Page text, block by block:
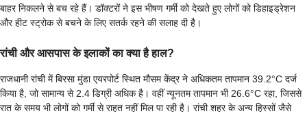
बाहर निकलने से बच रहे हैं। डॉक्टरों ने इस भीषण गर्मी को देखते हुए लोगों को डिहाइड्रेशन
और हीट स्ट्रोक से बचने के लिए सतर्क रहने की सलाह दी है।
रांची और आसपास के इलाकों का क्या है हाल?
राजधानी रांची में बिरसा मुंडा एयरपोर्ट स्थित मौसम केंद्र ने अधिकतम तापमान 39.2°C दर्ज
किया है, जो सामान्य से 2.4 डिग्री अधिक है। वहीं न्यूनतम तापमान भी 26.6°C रहा, जिससे
रात के समय भी लोगों को गर्मी से राहत नहीं मिल पा रही है। रांची शहर के अन्य हिस्सों जैसे